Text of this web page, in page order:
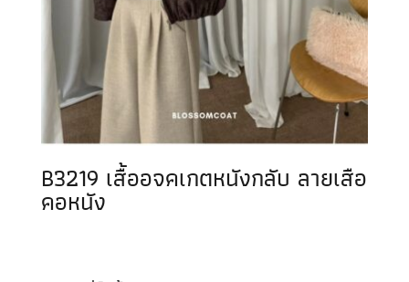
B3219 เสื้ออจคเกตหนังกลับ ลายเสือ
คอหนัง